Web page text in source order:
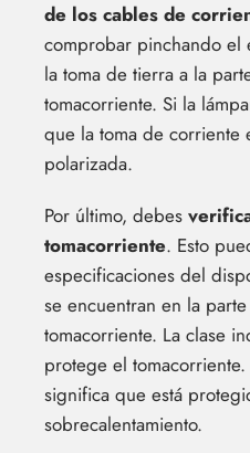
de los cables de
comprobar pinchando el
la toma de tierra a la
tomacorriente. Si la
que la toma de corriente
polarizada.
Por último, debes
tomacorriente. Esto
especificaciones del
se encuentran en la
tomacorriente. La clase
protege el
significa que está
sobrecalentamiento.